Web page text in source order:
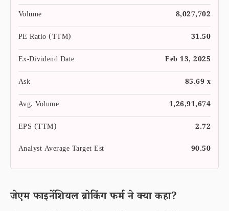
Volume
8,027,702
PE Ratio (TTM)
31.50
Ex-Dividend Date
Feb 13, 2025
Ask
85.69 x
Avg. Volume
1,26,91,674
EPS (TTM)
2.72
Analyst Average Target Est
90.50
जेएम फाइनेंशियल ब्रोकिंग फर्म ने क्या कहा?